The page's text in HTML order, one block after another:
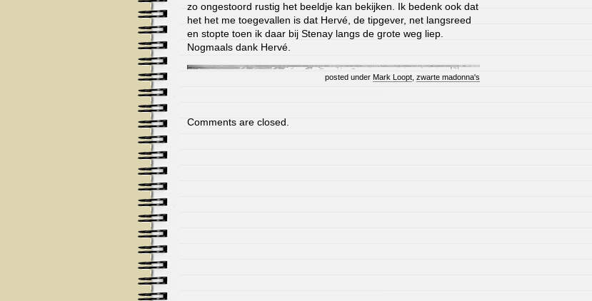
zo ongestoord rustig het beeldje kan bekijken. Ik bedenk ook dat
het het me toegevallen is dat Hervé, de tipgever, net langsreed
en stopte toen ik daar bij Stenay langs de grote weg liep.
Nogmaals dank Hervé.
posted under Mark Loopt zwarte madonna's
Comments are closed.